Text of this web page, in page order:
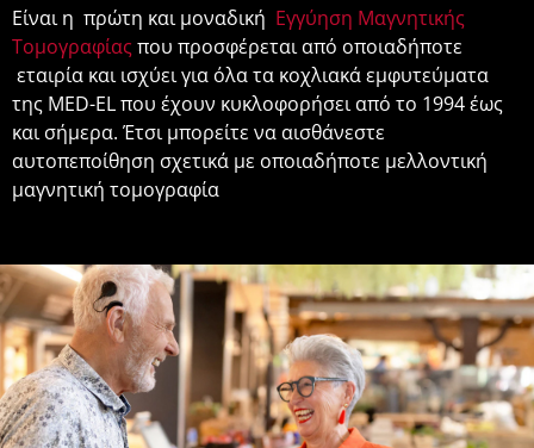
Είναι η πρώτη και μοναδική Εγγύηση Μαγνητικής
Τομογραφίας που προσφέρεται από οποιαδήποτε
εταιρία και ισχύει για όλα τα κοχλιακά εμφυτεύματα
της MED-EL που έχουν κυκλοφορήσει από το 1994 έως
και σήμερα. Έτσι μπορείτε να αισθάνεστε
αυτοπεποίθηση σχετικά με οποιαδήποτε μελλοντική
μαγνητική τομογραφία